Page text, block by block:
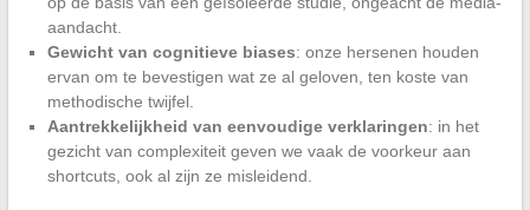
aandacht.
Gewicht van cognitieve biases: onze hersenen houden
ervan om te bevestigen wat ze al geloven, ten koste van
methodische twijfel.
Aantrekkelijkheid van eenvoudige verklaringen: in het
gezicht van complexiteit geven we vaak de voorkeur aan
shortcuts, ook al zijn ze misleidend.